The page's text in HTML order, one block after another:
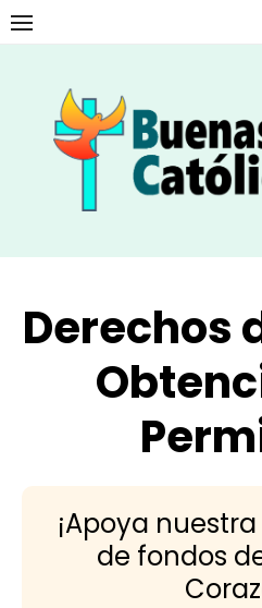
Skip
to
Derechos
¡Apoya
de fondos